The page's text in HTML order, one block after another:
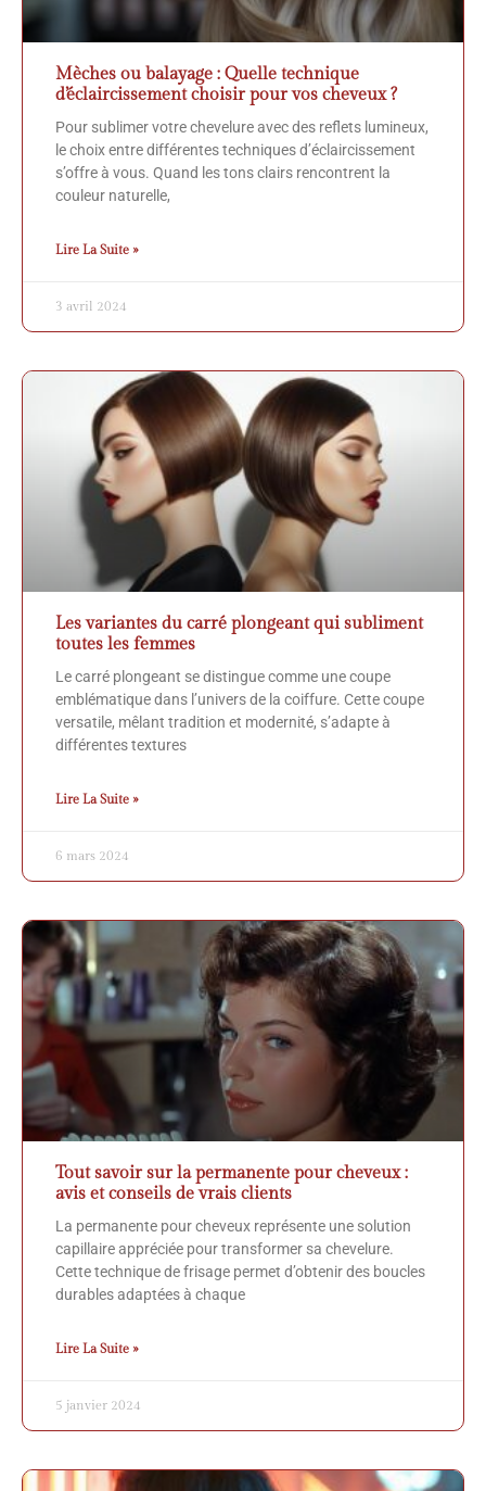
Mèches ou balayage : Quelle technique
d’éclaircissement choisir pour vos cheveux ?
Pour sublimer votre chevelure avec des reflets lumineux,
le choix entre différentes techniques d’éclaircissement
s’offre à vous. Quand les tons clairs rencontrent la
couleur naturelle,
Lire La Suite »
3 avril 2024
Les variantes du carré plongeant qui subliment
toutes les femmes
Le carré plongeant se distingue comme une coupe
emblématique dans l’univers de la coiffure. Cette coupe
versatile, mêlant tradition et modernité, s’adapte à
différentes textures
Lire La Suite »
6 mars 2024
Tout savoir sur la permanente pour cheveux :
avis et conseils de vrais clients
La permanente pour cheveux représente une solution
capillaire appréciée pour transformer sa chevelure.
Cette technique de frisage permet d’obtenir des boucles
durables adaptées à chaque
Lire La Suite »
5 janvier 2024